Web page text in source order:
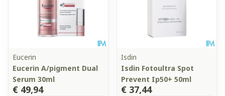
Eucerin
Eucerin A/pigment Dual
Serum 30ml
€ 49,94
Isdin
Isdin Fotoultra Spot
Prevent Ip50+ 50ml
€ 37,44